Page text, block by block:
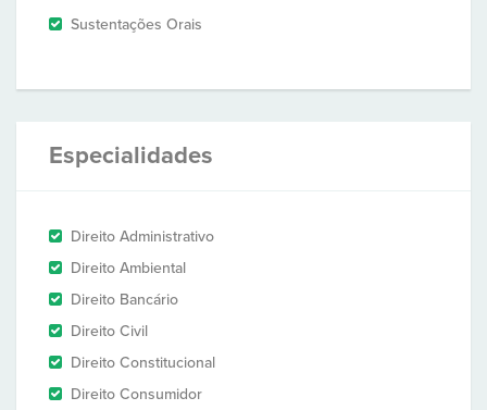
Sustentações Orais
Especialidades
Direito Administrativo
Direito Ambiental
Direito Bancário
Direito Civil
Direito Constitucional
Direito Consumidor